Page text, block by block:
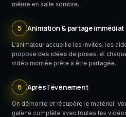
même en salle sombre.
5 Animation & partage immédiat
L’animateur accueille les invités, les
propose des idées de poses, et
vidéo montée prête à être partagée.
6 Après l’événement
On démonte et récupère le matériel.
galerie complète avec toutes les